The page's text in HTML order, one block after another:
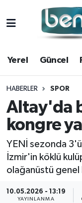
Yerel Güncel
HABERLER SPOR
Altay'da
kongre
YENİ sezonda
İzmir'in köklü
olağanüstü genel
10.05.2026 - 13:19
YAYINLANMA
Yerel
Güncel
Politika
Spor
Ekonomi
Sağlık
Magazin
Hava Durumu
Trafik
Süper Lig
Tüm
Son Dakika
Haber Arşivi